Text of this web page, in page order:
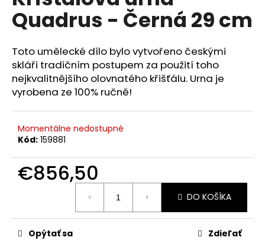
0,0
z
hviezdičiek.
Quadrus - Černá 29 cm
Toto umělecké dílo bylo vytvořeno českými
skláři tradičním postupem za použití toho
nejkvalitnějšího olovnatého křišťálu. Urna je
vyrobena ze 100% ručně!
Momentálne nedostupné
Kód: 159881
€856,50
DO KOŠÍKA
Opýtať sa Zdieľať
á
j
s
ť
?
HĽADAŤ
p
o